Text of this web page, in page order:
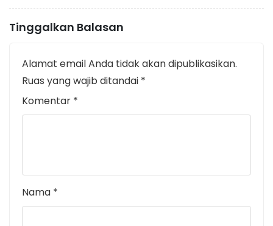
Tinggalkan Balasan
Alamat email Anda tidak akan dipublikasikan.
Ruas yang wajib ditandai *
Komentar *
Nama *